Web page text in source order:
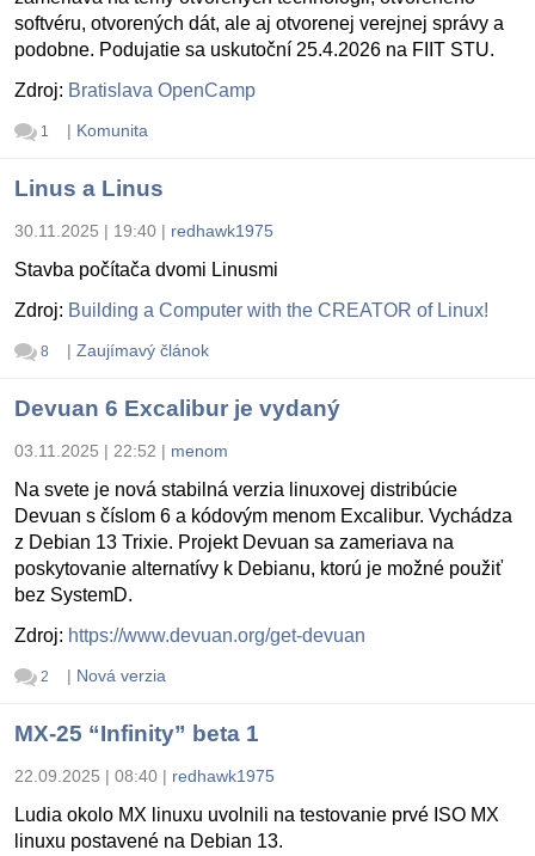
softvéru, otvorených dát, ale aj otvorenej verejnej správy a
podobne. Podujatie sa uskutoční 25.4.2026 na FIIT STU.
Zdroj: Bratislava OpenCamp
1 | Komunita
Linus a Linus
30.11.2025 | 19:40 | redhawk1975
Stavba počítača dvomi Linusmi
Zdroj: Building a Computer with the CREATOR of Linux!
8 | Zaujímavý článok
Devuan 6 Excalibur je vydaný
03.11.2025 | 22:52 | menom
Na svete je nová stabilná verzia linuxovej distribúcie
Devuan s číslom 6 a kódovým menom Excalibur. Vychádza
z Debian 13 Trixie. Projekt Devuan sa zameriava na
poskytovanie alternatívy k Debianu, ktorú je možné použiť
bez SystemD.
Zdroj: https://www.devuan.org/get-devuan
2 | Nová verzia
MX-25 “Infinity” beta 1
22.09.2025 | 08:40 | redhawk1975
Ludia okolo MX linuxu uvolnili na testovanie prvé ISO MX
linuxu postavené na Debian 13.